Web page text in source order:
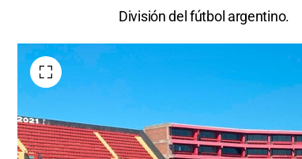
División del fútbol argentino.